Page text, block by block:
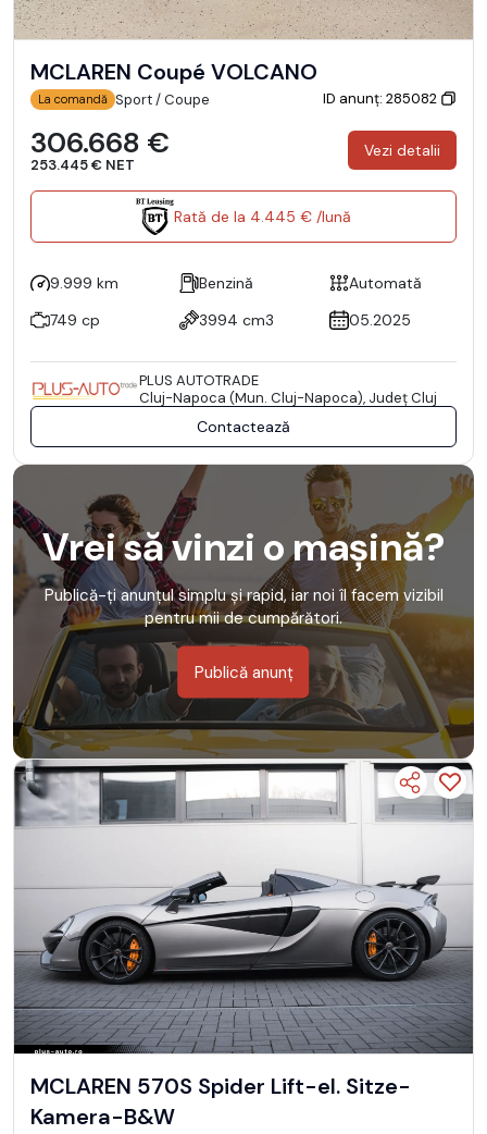
MCLAREN Coupé VOLCANO
La comandă Sport / Coupe ID anunț: 285082
306.668 €
253.445 € NET
Vezi detalii
Rată de la 4.445 € /lună
9.999 km Benzină
Automată
749 cp
3994 cm3 05.2025
PLUS AUTOTRADE
Cluj-Napoca (Mun. Cluj-Napoca), Județ Cluj
Contactează
Vrei să vinzi o mașină?
Publică-ți anunțul simplu și rapid, iar noi îl facem vizibil
pentru mii de cumpărători.
Publică anunț
MCLAREN 570S Spider Lift-el. Sitze-
Kamera-B&W